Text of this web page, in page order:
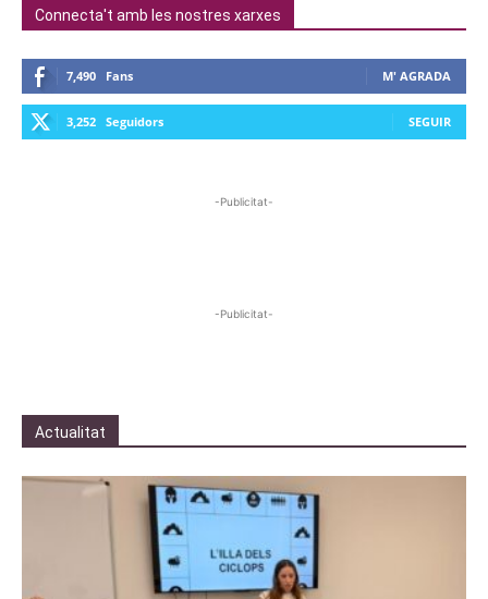
Connecta't amb les nostres xarxes
7,490 Fans M' AGRADA
3,252 Seguidors SEGUIR
-Publicitat-
-Publicitat-
Actualitat